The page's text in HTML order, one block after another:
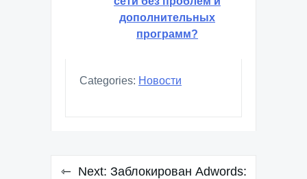
дополнительных
программ?
Categories: Новости
Навигация
Next: Заблокирован Adwords: